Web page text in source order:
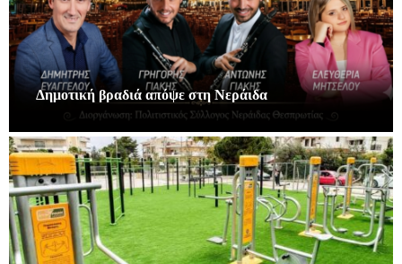
Δημοτική βραδιά απόψε στη Νεράιδα